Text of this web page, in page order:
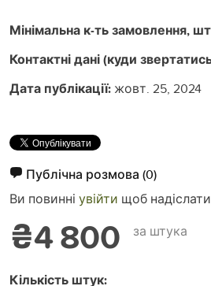
Мінімальна к-ть замовлення,
Контактні дані (куди
Дата публікації: жовт. 25, 2024
Публічна розмова (0)
Ви повинні увійти щоб
₴4 800 за штука
Кількість штук: